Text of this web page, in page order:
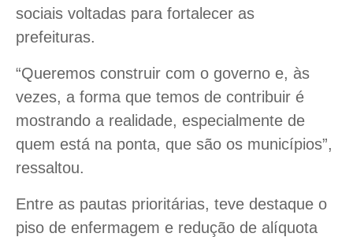
sociais voltadas para fortalecer as
prefeituras.
“Queremos construir com o governo e, às
vezes, a forma que temos de contribuir é
mostrando a realidade, especialmente de
quem está na ponta, que são os municípios”,
ressaltou.
Entre as pautas prioritárias, teve destaque o
piso de enfermagem e redução de alíquota